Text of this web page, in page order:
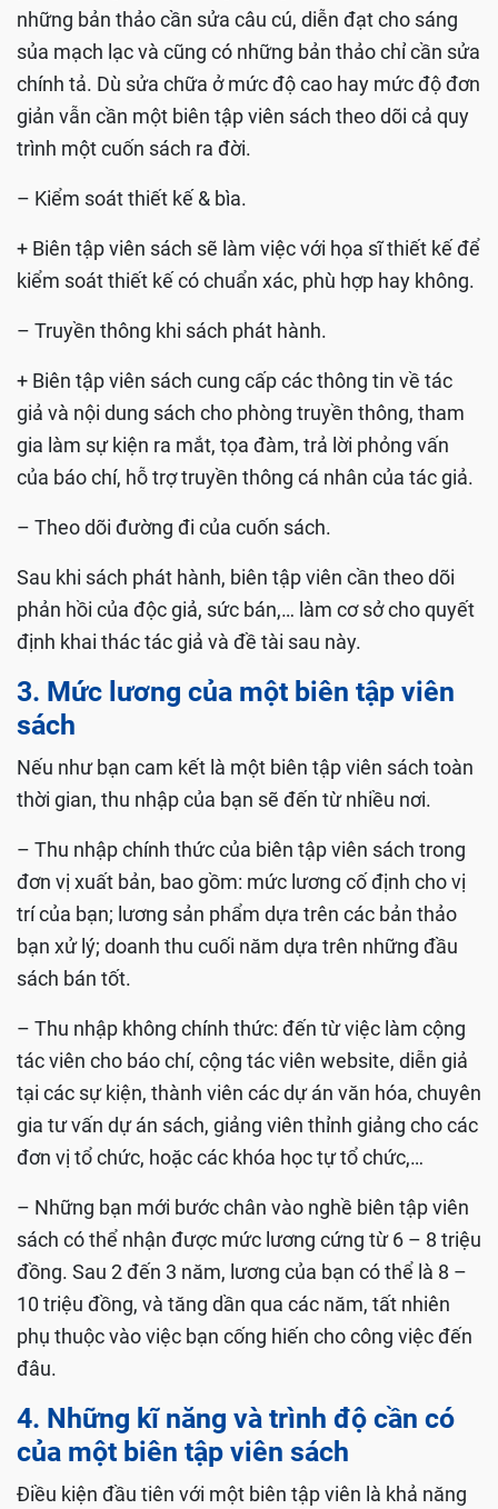
những bản thảo cần sửa câu cú, diễn đạt cho sáng
sủa mạch lạc và cũng có những bản thảo chỉ cần sửa
chính tả. Dù sửa chữa ở mức độ cao hay mức độ đơn
giản vẫn cần một biên tập viên sách theo dõi cả quy
trình một cuốn sách ra đời.
– Kiểm soát thiết kế & bìa.
+ Biên tập viên sách sẽ làm việc với họa sĩ thiết kế để
kiểm soát thiết kế có chuẩn xác, phù hợp hay không.
– Truyền thông khi sách phát hành.
+ Biên tập viên sách cung cấp các thông tin về tác
giả và nội dung sách cho phòng truyền thông, tham
gia làm sự kiện ra mắt, tọa đàm, trả lời phỏng vấn
của báo chí, hỗ trợ truyền thông cá nhân của tác giả.
– Theo dõi đường đi của cuốn sách.
Sau khi sách phát hành, biên tập viên cần theo dõi
phản hồi của độc giả, sức bán,… làm cơ sở cho quyết
định khai thác tác giả và đề tài sau này.
3. Mức lương của một biên tập viên
sách
Nếu như bạn cam kết là một biên tập viên sách toàn
thời gian, thu nhập của bạn sẽ đến từ nhiều nơi.
– Thu nhập chính thức của biên tập viên sách trong
đơn vị xuất bản, bao gồm: mức lương cố định cho vị
trí của bạn; lương sản phẩm dựa trên các bản thảo
bạn xử lý; doanh thu cuối năm dựa trên những đầu
sách bán tốt.
– Thu nhập không chính thức: đến từ việc làm cộng
tác viên cho báo chí, cộng tác viên website, diễn giả
tại các sự kiện, thành viên các dự án văn hóa, chuyên
gia tư vấn dự án sách, giảng viên thỉnh giảng cho các
đơn vị tổ chức, hoặc các khóa học tự tổ chức,…
– Những bạn mới bước chân vào nghề biên tập viên
sách có thể nhận được mức lương cứng từ 6 – 8 triệu
đồng. Sau 2 đến 3 năm, lương của bạn có thể là 8 –
10 triệu đồng, và tăng dần qua các năm, tất nhiên
phụ thuộc vào việc bạn cống hiến cho công việc đến
đâu.
4. Những kĩ năng và trình độ cần có
của một biên tập viên sách
Điều kiện đầu tiên với một biên tập viên là khả năng